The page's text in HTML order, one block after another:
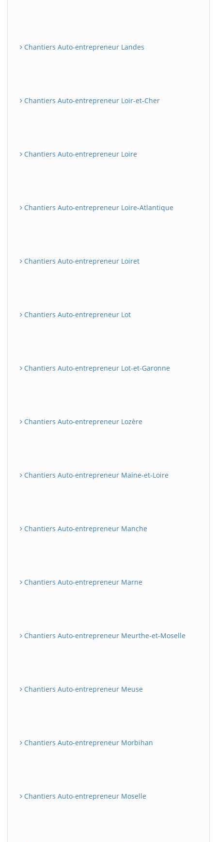
Chantiers Auto-entrepreneur Landes
Chantiers Auto-entrepreneur Loir-et-Cher
Chantiers Auto-entrepreneur Loire
Chantiers Auto-entrepreneur Loire-Atlantique
Chantiers Auto-entrepreneur Loiret
Chantiers Auto-entrepreneur Lot
Chantiers Auto-entrepreneur Lot-et-Garonne
Chantiers Auto-entrepreneur Lozère
Chantiers Auto-entrepreneur Maine-et-Loire
Chantiers Auto-entrepreneur Manche
Chantiers Auto-entrepreneur Marne
Chantiers Auto-entrepreneur Meurthe-et-Moselle
Chantiers Auto-entrepreneur Meuse
Chantiers Auto-entrepreneur Morbihan
Chantiers Auto-entrepreneur Moselle